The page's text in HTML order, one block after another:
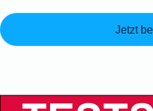
Jetzt